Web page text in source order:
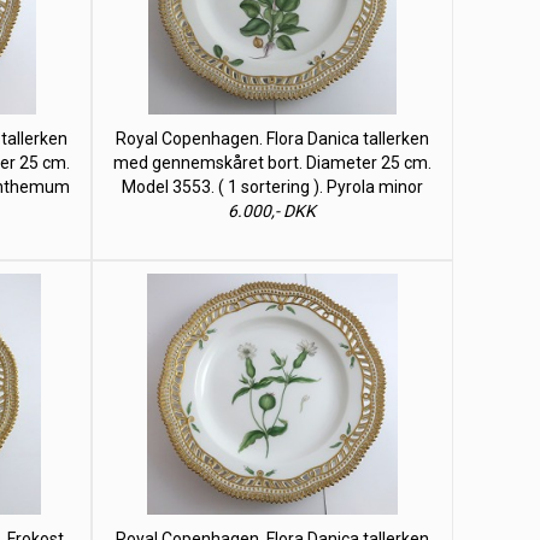
25 cm.
Royal Copenhagen. Flora Danica tallerken
med gennemskåret bort. Diameter 25 cm.
Model 3553. ( 1 sortering ). Pyrola minor
6.000,- DKK